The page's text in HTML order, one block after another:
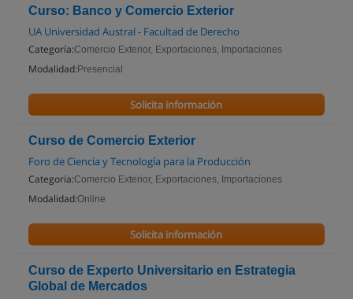
Curso: Banco y Comercio Exterior
UA Universidad Austral - Facultad de Derecho
Categoría:Comercio Exterior, Exportaciones, Importaciones
Modalidad: Presencial
Solicita información
Curso de Comercio Exterior
Foro de Ciencia y Tecnología para la Producción
Categoría:Comercio Exterior, Exportaciones, Importaciones
Modalidad:Online
Solicita información
Curso de Experto Universitario en Estrategia
Global de Mercados